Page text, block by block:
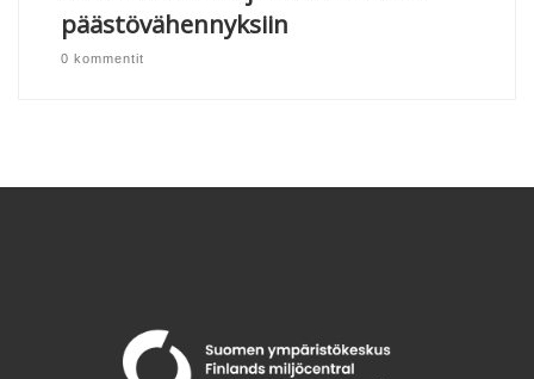
päästövähennyksiin
0 kommentit